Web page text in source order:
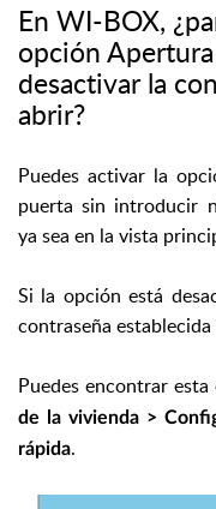
En WI-BOX,
opción
desactivar la
abrir?
Puedes activar la
puerta sin introducir
ya sea en la vista
Si la opción está
contraseña
Puedes encontrar
de la vivienda >
rápida.